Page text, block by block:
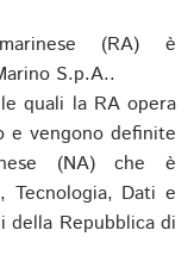
(RA) è
S.p.A..
quali la RA opera
e vengono definite
(NA) che è
Tecnologia, Dati e
della Repubblica di